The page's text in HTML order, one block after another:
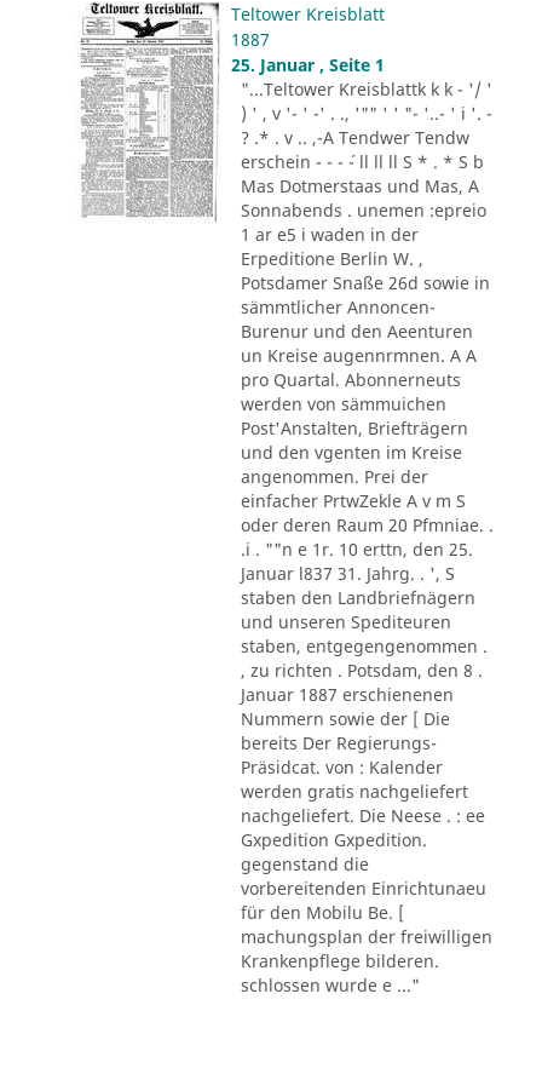
Teltower Kreisblatt
1887
25. Januar , Seite 1
"...Teltower Kreisblattk k k - '/ '
) ' , v '- ' -' . ., '"" ' ' "- '..- ' i '. -
? .* . v .. ,-A Tendwer Tendw
erschein - - - ´- ll ll ll S * . * S b
Mas Dotmerstaas und Mas, A
Sonnabends . unemen :epreio
1 ar e5 i waden in der
Erpeditione Berlin W. ,
Potsdamer Snaße 26d sowie in
sämmtlicher Annoncen-
Burenur und den Aeenturen
un Kreise augennrmnen. A A
pro Quartal. Abonnerneuts
werden von sämmuichen
Post'Anstalten, Briefträgern
und den vgenten im Kreise
angenommen. Prei der
einfacher PrtwZekle A v m S
oder deren Raum 20 Pfmniae. .
.i . ""n e 1r. 10 erttn, den 25.
Januar l837 31. Jahrg. . ', S
staben den Landbriefnägern
und unseren Spediteuren
staben, entgegengenommen .
, zu richten . Potsdam, den 8 .
Januar 1887 erschienenen
Nummern sowie der [ Die
bereits Der Regierungs-
Präsidcat. von : Kalender
werden gratis nachgeliefert
nachgeliefert. Die Neese . : ee
Gxpedition Gxpedition.
gegenstand die
vorbereitenden Einrichtunaeu
für den Mobilu Be. [
machungsplan der freiwilligen
Krankenpflege bilderen.
schlossen wurde e ..."